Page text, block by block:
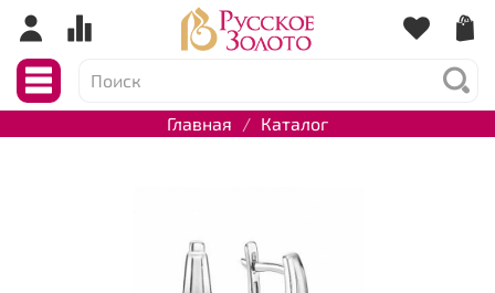
Главная Каталог